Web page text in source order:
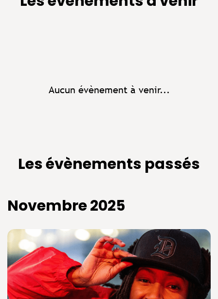
Aucun évènement à venir...
Les évènements passés
Novembre 2025